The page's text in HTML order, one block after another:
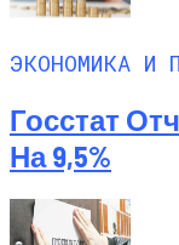
ЭКОНОМИКА И
Госстат
На 9,5%